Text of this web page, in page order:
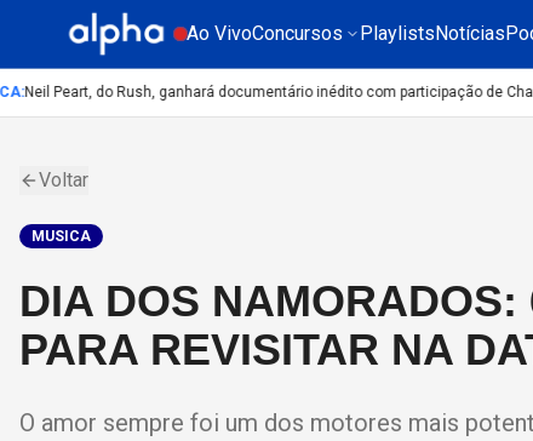
Ao VivoConcursos PlaylistsNotícias
:Neil Peart, do Rush, ganhará documentário inédito com participação de Chad
Voltar
MUSICA
DIA DOS
PARA REVISITAR NA
O amor sempre foi um dos motores mais